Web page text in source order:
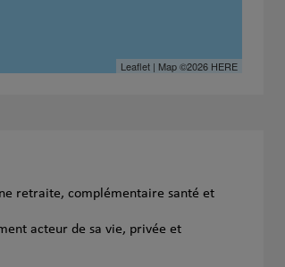
Leaflet| Map ©2026 HERE
retraite, complémentaire santé et
acteur de sa vie, privée et